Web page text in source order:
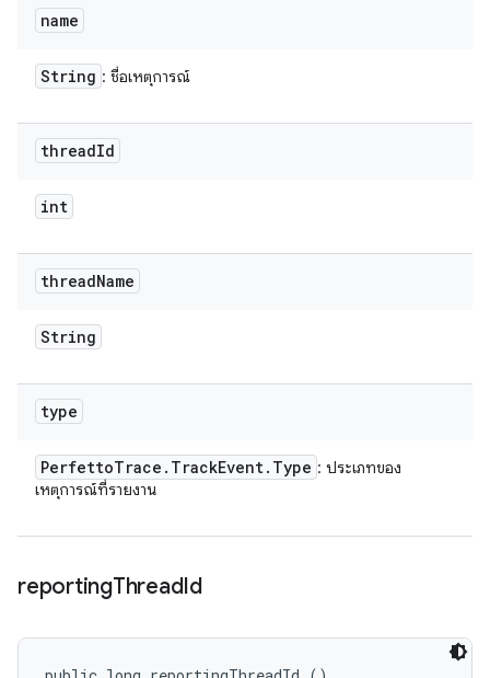
name
String : ชื่อเหตุการณ์
threadId
int
threadName
String
type
PerfettoTrace . TrackEvent. Type : ประเภทของ
เหตุการณ์ที่รายงาน
reportingThreadId